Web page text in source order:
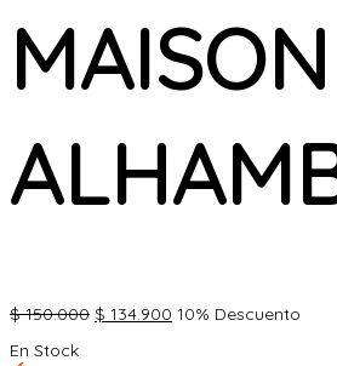
MAISON
$150.000 El
$ 134.900 El10% Descuento
En Stock